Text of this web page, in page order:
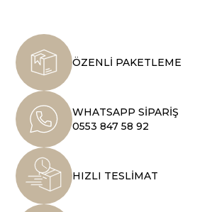
ÖZENLİ PAKETLEME
WHATSAPP SİPARİŞ
0553 847 58 92
HIZLI TESLİMAT